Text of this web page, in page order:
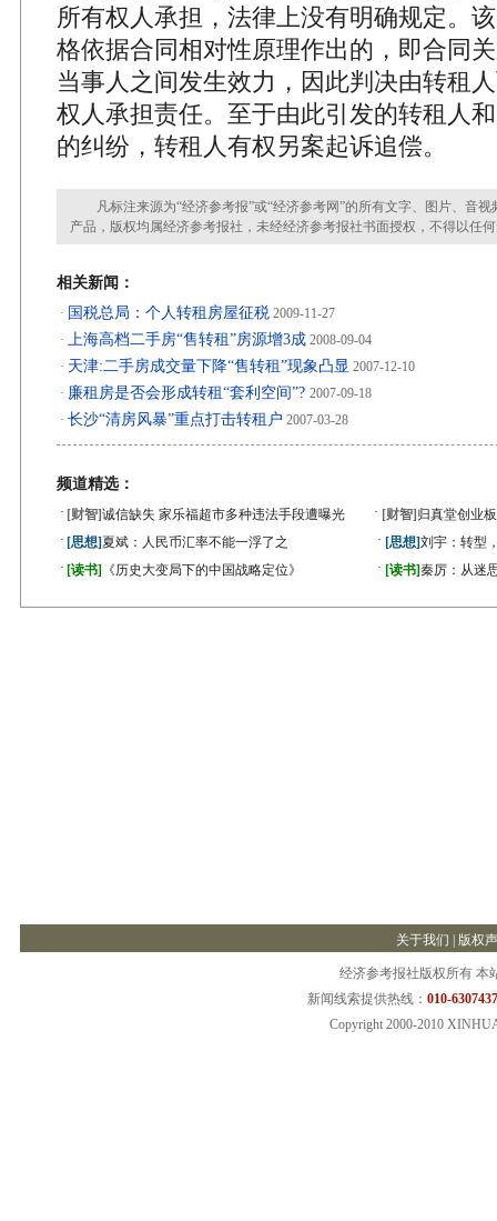
所有权人承担，法律上没有明确规定。
格依据合同相对性原理作出的，即合同
当事人之间发生效力，因此判决由转租
权人承担责任。至于由此引发的转租人
的纠纷，转租人有权另案起诉追偿。
凡标注来源为“经济参考报”或“经济参考网”的所有文字、图片、音视
产品，版权均属经济参考报社，未经经济参考报社书面授权，不得以任
相关新闻：
· 国税总局：个人转租房屋征税 2009-11-27
· 上海高档二手房“售转租”房源增3成 2008-09-04
· 天津:二手房成交量下降“售转租”现象凸显 2007-12-10
· 廉租房是否会形成转租“套利空间”? 2007-09-18
· 长沙“清房风暴”重点打击转租户 2007-03-28
频道精选：
· [财智]诚信缺失 家乐福超市多种违法手段遭曝光 · [财智] 归真堂创业
· [思想]夏斌：人民币汇率不能一浮了之 · [思想]刘宇：转型
· [读书] 《历史大变局下的中国战略定位》 · [读书]秦厉：从迷
关于我们 版权
经济参考报社版权所有 本
新闻线索提供热线： 010-
Copyright 2000-2010